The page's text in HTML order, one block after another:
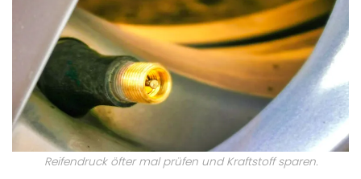
Reifendruck öfter mal prüfen und Kraftstoff sparen.